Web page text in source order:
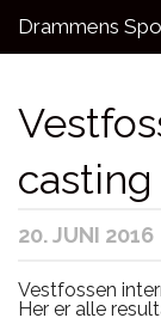
Drammens
Aktivitetsgrupper
Utleie
Bli medlem!
Fiske
20. JUNI 2016
Vestfossen
Her er alle